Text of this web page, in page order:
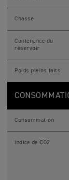
Chasse
Contenance du
réservoir
Poids pleins faits
Consommation
Indice de CO2